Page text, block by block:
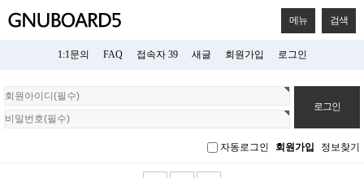
메뉴 검색
1:1문의 FAQ 접속자 39 새글 회원가입 로그인
회
원
로
자동로그인 회원가입 정보찾기